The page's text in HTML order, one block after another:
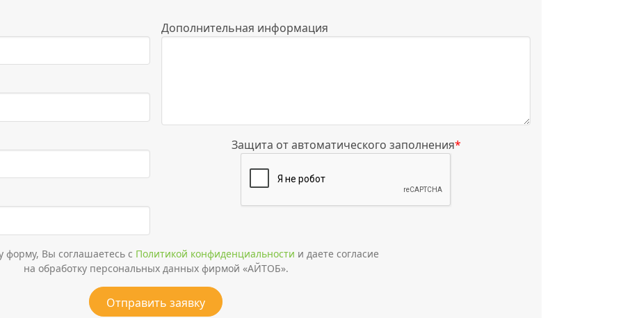
Дополнительная информация
Защита от автоматического заполнения*
форму, Вы соглашаетесь с Политикой конфиденциальности и даете согласие
на обработку персональных данных фирмой «АЙТОБ».
Отправить заявку